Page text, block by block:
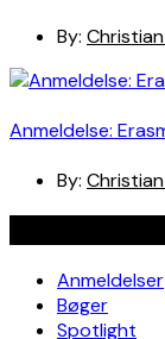
By:
Anmeldelse:
By:
Anmeldelser
Bøger
Spotlight